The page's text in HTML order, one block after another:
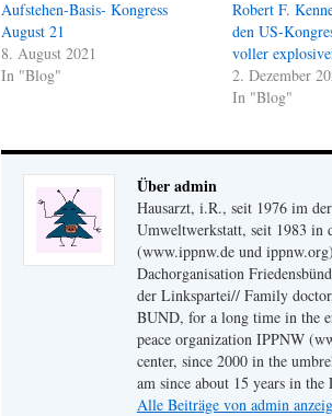
Aufstehen-Basis- Kongress
August 21
8. August 2021
In "Blog"
Robert F.
den US-
voller
2. Dezember
In "Blog"
Über admin
Hausarzt, i.R., seit 1976 im
Umweltwerkstatt, seit 1983 in
(www.ippnw.de und
Dachorganisation
der Linkspartei// Family
BUND, for a long time in the
peace organization IPPNW
center, since 2000 in the
am since about 15 years in
Alle Beiträge von admin